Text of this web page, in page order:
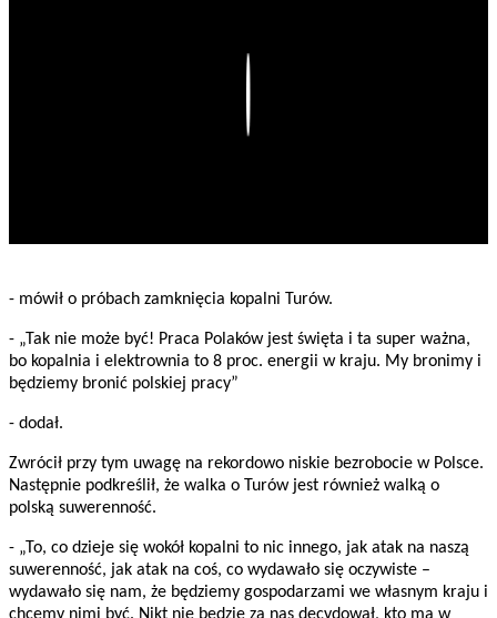
- mówił o próbach zamknięcia kopalni Turów.
- „Tak nie może być! Praca Polaków jest święta i ta super ważna,
bo kopalnia i elektrownia to 8 proc. energii w kraju. My bronimy i
będziemy bronić polskiej pracy”
- dodał.
Zwrócił przy tym uwagę na rekordowo niskie bezrobocie w Polsce.
Następnie podkreślił, że walka o Turów jest również walką o
polską suwerenność.
- „To, co dzieje się wokół kopalni to nic innego, jak atak na naszą
suwerenność, jak atak na coś, co wydawało się oczywiste –
wydawało się nam, że będziemy gospodarzami we własnym kraju i